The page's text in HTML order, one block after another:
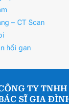
– CT Scan
hồi gan
TY
SĨ GIA